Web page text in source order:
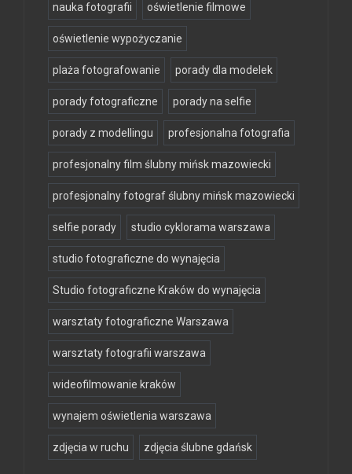
nauka fotografii oświetlenie filmowe
oświetlenie wypożyczanie
plaża fotografowanie porady dla modelek
porady fotograficzne porady na selfie
porady z modellingu profesjonalna fotografia
profesjonalny film ślubny mińsk mazowiecki
profesjonalny fotograf ślubny mińsk mazowiecki
selfie porady studio cyklorama warszawa
studio fotograficzne do wynajęcia
Studio fotograficzne Kraków do wynajęcia
warsztaty fotograficzne Warszawa
warsztaty fotografii warszawa
wideofilmowanie kraków
wynajem oświetlenia warszawa
zdjęcia w ruchu zdjęcia ślubne gdańsk